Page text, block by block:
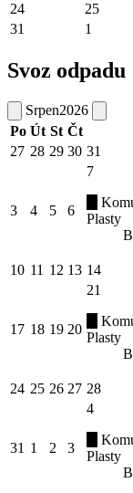
24
25
31
1
Svoz odpadu
Srpen2026
Po Út St Čt
27 28 29 30 31
3 4 5 6
7
Plasty
10 11 12 13 14
17 18 19 20
21
Plasty
24 25 26 27 28
31 1 2 3
4
Plasty